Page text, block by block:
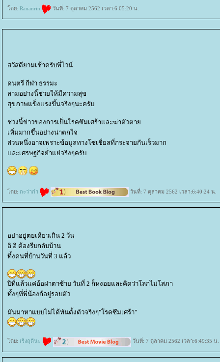
ดย: Rananrin วันที่: 7 ตุลาคม 2562 เวลา:6:05:20 น.
สวัสดียามเช้าครับพี่ไวน์
ดนตรี กีฬา ธรรมะ
สามอย่างนี้ช่วยให้มีความสุข
สุขภาพแข็งแรงขึ้นจริงๆนะครับ
ช่วงนี้ข่าวของการเป็นโรคซึมเศร้าและฆ่าตัวตา
เพิ่มมากขึ้นอย่างน่าตกใจ
ส่วนหนึ่งอาจเพราะข้อมูลทางโซเชี่ยลที่กระจายกันเร็วมาก
ละเศรษฐกิจย่ำแย่จริงๆครับ
ดย: กะว่าก๋า วันที่: 7 ตุลาคม 2562 เวลา:6:40:24 น.
อย่าอยู่ตยเดียวเกิน 2 วัน
อิ อิ ต้องรีบกลับบ้าน
ทิ้งคนที่บ้านวันที่ 3 แล้ว
ปีที่แล้วแค่อ้อผ่าตาซ้าย วันที่ 2 ก็หงอยและคิดว่าโลกไม่โสภา
ทั้งๆที่พี่น้องก้อยู่รอบตัว
มันมาหาแบบไม่ได้ทันตั้งตัวจริงๆ"โรคซึมเศร้า"
ดย: เริงฤดีนะ วันที่: 7 ตุลาคม 2562 เวลา:6:49:35 น.